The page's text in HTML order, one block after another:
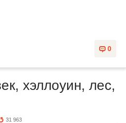
0
хэллоуин, лес,
31 963